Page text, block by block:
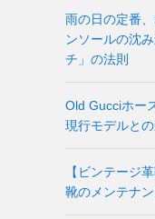
雨の日の定番
ンソールの沈
チ」の法則
Old Gucciホー
現行モデルと
【ビンテージ
靴のメンテナ